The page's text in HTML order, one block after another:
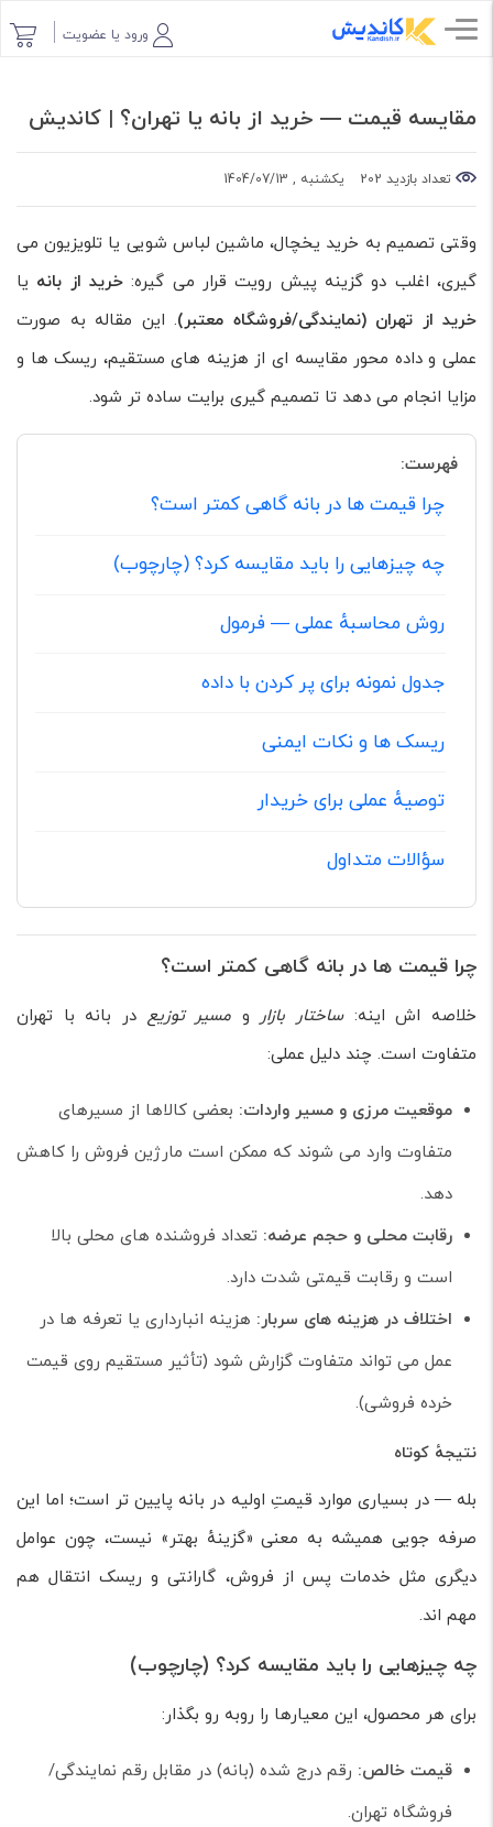
ورود یا عضویت
مقایسه قیمت — خرید از بانه یا تهران؟ | کاندیش
تعداد بازدید 202 یکشنبه , 1404/07/13
وقتی تصمیم به خرید یخچال، ماشین لباس شویی یا تلویزیون می
گیری، اغلب دو گزینه پیش رویت قرار می گیره: خرید از بانه یا
خرید از تهران (نمایندگی/فروشگاه معتبر). این مقاله به صورت
عملی و داده محور مقایسه ای از هزینه های مستقیم، ریسک ها و
مزایا انجام می دهد تا تصمیم گیری برایت ساده تر شود.
فهرست:
چرا قیمت ها در بانه گاهی کمتر است؟
چه چیزهایی را باید مقایسه کرد؟ (چارچوب)
روش محاسبهٔ عملی — فرمول
جدول نمونه برای پر کردن با داده
ریسک ها و نکات ایمنی
توصیهٔ عملی برای خریدار
سؤالات متداول
چرا قیمت ها در بانه گاهی کمتر است؟
خلاصه اش اینه:ساختار بازارو مسیر توزیع در بانه با تهران
متفاوت است. چند دلیل عملی:
موقعیت مرزی و مسیر واردات: بعضی کالاها از مسیرهای
متفاوت وارد می شوند که ممکن است مارژین فروش را کاهش
دهد.
رقابت محلی و حجم عرضه: تعداد فروشنده های محلی بالا
است و رقابت قیمتی شدت دارد.
اختلاف در هزینه های سربار: هزینه انبارداری یا تعرفه ها در
عمل می تواند متفاوت گزارش شود (تأثیر مستقیم روی قیمت
خرده فروشی).
نتیجهٔ کوتاه
بله — در بسیاری موارد قیمتِ اولیه در بانه پایین تر است؛ اما این
صرفه جویی همیشه به معنی «گزینهٔ بهتر» نیست، چون عوامل
دیگری مثل خدمات پس از فروش، گارانتی و ریسک انتقال هم
مهم اند.
چه چیزهایی را باید مقایسه کرد؟ (چارچوب)
برای هر محصول، این معیارها را روبه رو بگذار:
قیمت خالص: رقم درج شده (بانه) در مقابل رقم نمایندگی/
فروشگاه تهران.